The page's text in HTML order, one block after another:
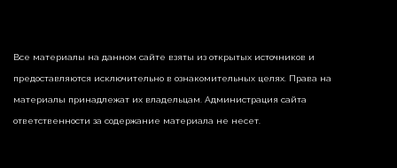
Все материалы на данном сайте взяты из открытых источников и
предоставляются исключительно в ознакомительных целях. Права на
материалы принадлежат их владельцам. Администрация сайта
ответственности за содержание материала не несет.